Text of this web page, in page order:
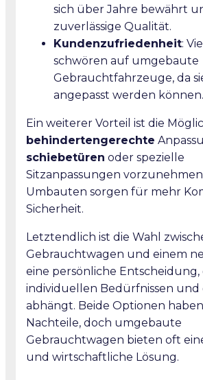
sich über Jahre bewährt
zuverlässige Qualität.
Kundenzufriedenheit:
schwören auf umgebaute
Gebrauchtfahrzeuge, da
angepasst werden können.
Ein weiterer Vorteil ist die
behindertengerechte
schiebetüren oder spezielle
Sitzanpassungen
Umbauten sorgen für mehr
Sicherheit.
Letztendlich ist die Wahl
Gebrauchtwagen und einem
eine persönliche Entscheidung,
individuellen Bedürfnissen
abhängt. Beide Optionen
Nachteile, doch umgebaute
Gebrauchtwagen bieten oft
und wirtschaftliche Lösung.